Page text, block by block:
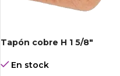
Tapón cobre H 1 5/8″
En stock